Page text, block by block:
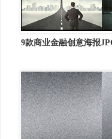
9款商业金融创意海报